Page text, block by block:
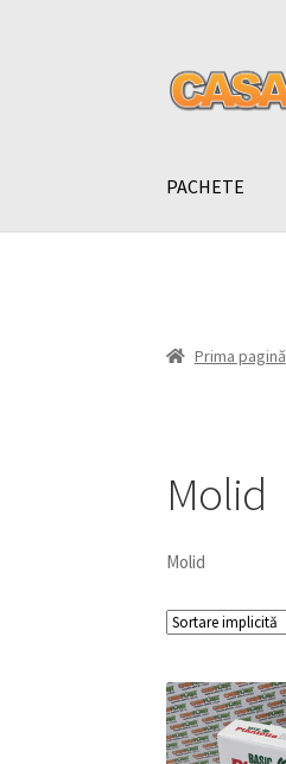
PACHETE
Prima pagină
Molid
Molid